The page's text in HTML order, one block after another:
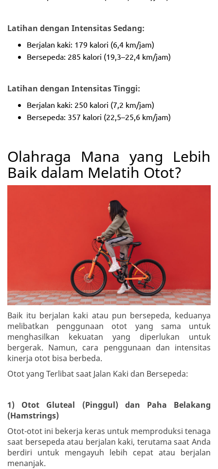
Latihan dengan Intensitas Sedang:
Berjalan kaki: 179 kalori (6,4 km/jam)
Bersepeda: 285 kalori (19,3–22,4 km/jam)
Latihan dengan Intensitas Tinggi:
Berjalan kaki: 250 kalori (7,2 km/jam)
Bersepeda: 357 kalori (22,5–25,6 km/jam)
Olahraga Mana yang Lebih
Baik dalam Melatih Otot?
Baik itu berjalan kaki atau pun bersepeda, keduanya
melibatkan penggunaan otot yang sama untuk
menghasilkan kekuatan yang diperlukan untuk
bergerak. Namun, cara penggunaan dan intensitas
kinerja otot bisa berbeda.
Otot yang Terlibat saat Jalan Kaki dan Bersepeda:
1) Otot Gluteal (Pinggul) dan Paha Belakang
(Hamstrings)
Otot-otot ini bekerja keras untuk memproduksi tenaga
saat bersepeda atau berjalan kaki, terutama saat Anda
berdiri untuk mengayuh lebih cepat atau berjalan
menanjak.